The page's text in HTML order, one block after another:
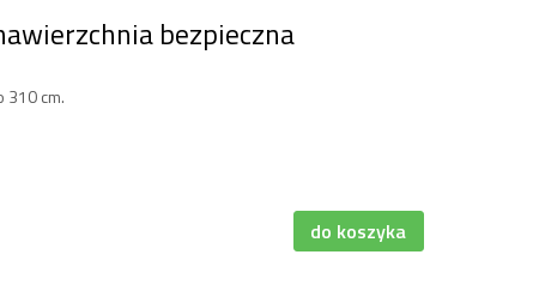
bezpieczna
310 cm.
do koszyka